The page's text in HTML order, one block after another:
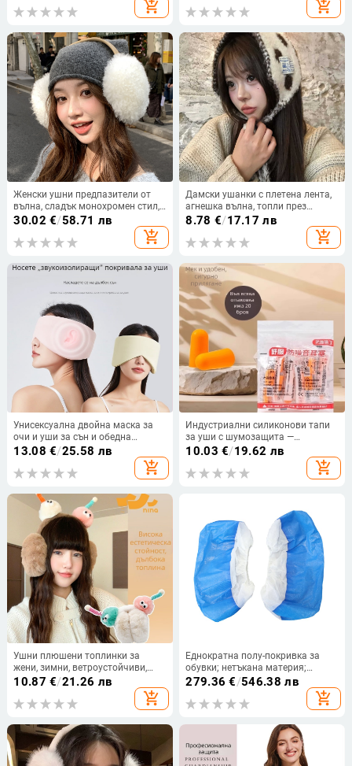
add_shopping_cart
влагоотводящи свойства, къс
стандартна дължина
add_shopping_cart
Женски ушни предпазители от
вълна, сладък монохромен стил,
сгъваеми и ветроустойчиви
30.02 €/58.71 лв
add_shopping_cart
Дамски ушанки с плетена лента,
агнешка вълна, топли през
зимата и есента
8.78 €/17.17 лв
add_shopping_cart
Унисексуална двойна маска за
очи и уши за сън и обедна
почивка, затъмняване и
шумоизолация, защита на очите,
включени ушни тапи
13.08 €/25.58 лв
add_shopping_cart
Индустриални силиконови тапи
за уши с шумозащита —
шумопонижение до 29 dB,
материал: TPR силикон, пране
10.03 €/19.62 лв
add_shopping_cart
Ушни плюшени топлинки за
жени, зимни, ветроустойчиви,
карикатурен принт, мил стил
10.87 €/21.26 лв
add_shopping_cart
Еднократна полу-покривка за
обувки; нетъкана материя;
пластмасово покритие PP+CPE;
подходяща за красота, фабрики,
хранително-вкусовата индустрия
279.36 €/546.38 лв
add_shopping_cart